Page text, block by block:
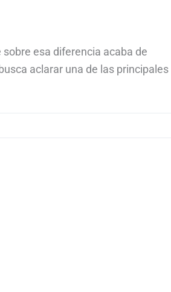
esa diferencia acaba de
aclarar una de las principales